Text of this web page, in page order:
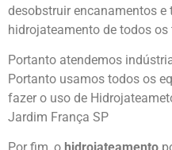
desobstruir encanamentos
hidrojateamento de todos os
Portanto atendemos
Portanto usamos todos os
fazer o uso de
Jardim França SP